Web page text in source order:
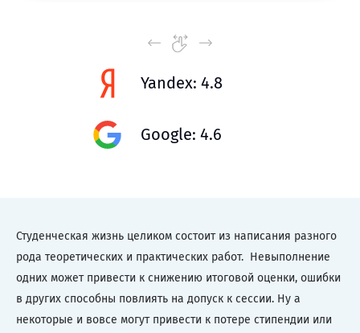
Yandex: 4.8
Google: 4.6
Студенческая жизнь целиком состоит из написания разного
рода теоретических и практических работ. Невыполнение
одних может привести к снижению итоговой оценки, ошибки
в других способны повлиять на допуск к сессии. Ну а
некоторые и вовсе могут привести к потере стипендии или